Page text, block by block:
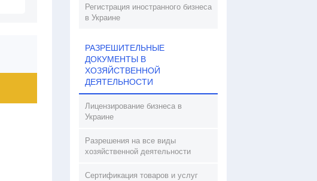
Регистрация иностранного бизнеса
в Украине
РАЗРЕШИТЕЛЬНЫЕ
ДОКУМЕНТЫ В
ХОЗЯЙСТВЕННОЙ
ДЕЯТЕЛЬНОСТИ
Лицензирование бизнеса в
Украине
Разрешения на все виды
хозяйственной деятельности
Сертификация товаров и услуг